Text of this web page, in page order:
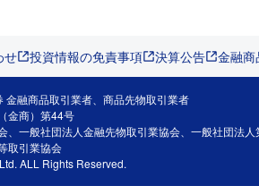
せ 投資情報の免責事項 決算公告 金融
金融商品取引業者、商品先物取引業者
金商）第44号
、一般社団法人金融先物取引業協会、一般社団法
取引業協会
ALL Rights Reserved.